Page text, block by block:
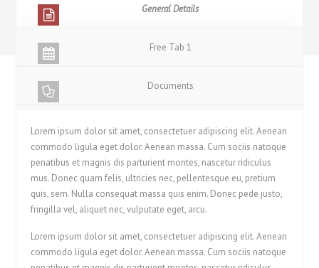
General Details
Free Tab 1
Documents
Lorem ipsum dolor sit amet, consectetuer adipiscing elit. Aenean
commodo ligula eget dolor. Aenean massa. Cum sociis natoque
penatibus et magnis dis parturient montes, nascetur ridiculus
mus. Donec quam felis, ultricies nec, pellentesque eu, pretium
quis, sem. Nulla consequat massa quis enim. Donec pede justo,
fringilla vel, aliquet nec, vulputate eget, arcu.
Lorem ipsum dolor sit amet, consectetuer adipiscing elit. Aenean
commodo ligula eget dolor. Aenean massa. Cum sociis natoque